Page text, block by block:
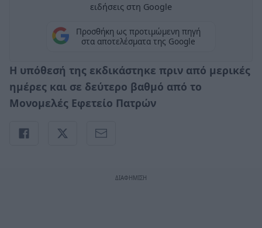
ειδήσεις στη Google
Προσθήκη ως προτιμώμενη πηγή
στα αποτελέσματα της Google
Η υπόθεσή της εκδικάστηκε πριν από μερικές
ημέρες και σε δεύτερο βαθμό από το
Μονομελές Εφετείο Πατρών